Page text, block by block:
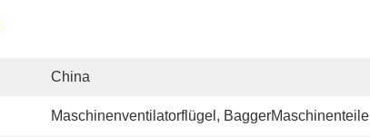
China
Maschinenventilatorflügel , BaggerMaschinenteile